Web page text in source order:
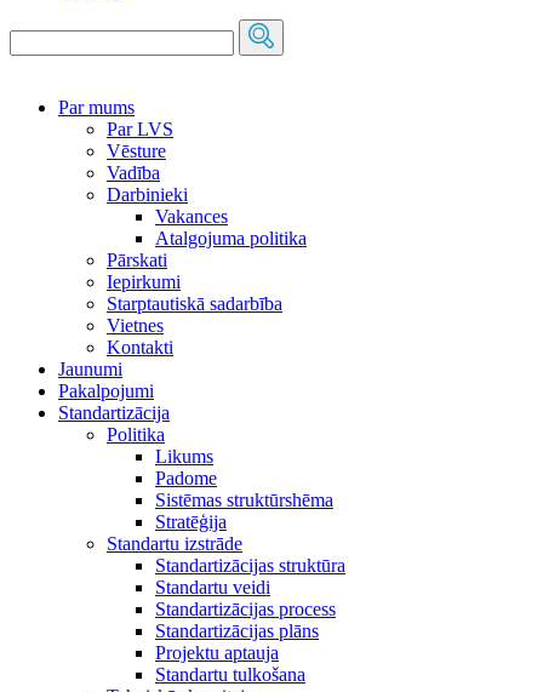
Par mums
Par LVS
Vēsture
Vadība
Darbinieki
Vakances
Atalgojuma politika
Pārskati
Iepirkumi
Starptautiskā sadarbība
Vietnes
Kontakti
Jaunumi
Pakalpojumi
Standartizācija
Politika
Likums
Padome
Sistēmas struktūrshēma
Stratēģija
Standartu izstrāde
Standartizācijas struktūra
Standartu veidi
Standartizācijas process
Standartizācijas plāns
Projektu aptauja
Standartu tulkošana